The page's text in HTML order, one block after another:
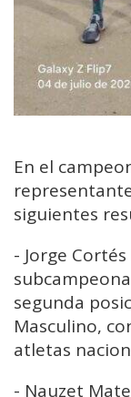
En el
siguientes
- Jorge
segunda
Masculino,
atletas
- Nauzet